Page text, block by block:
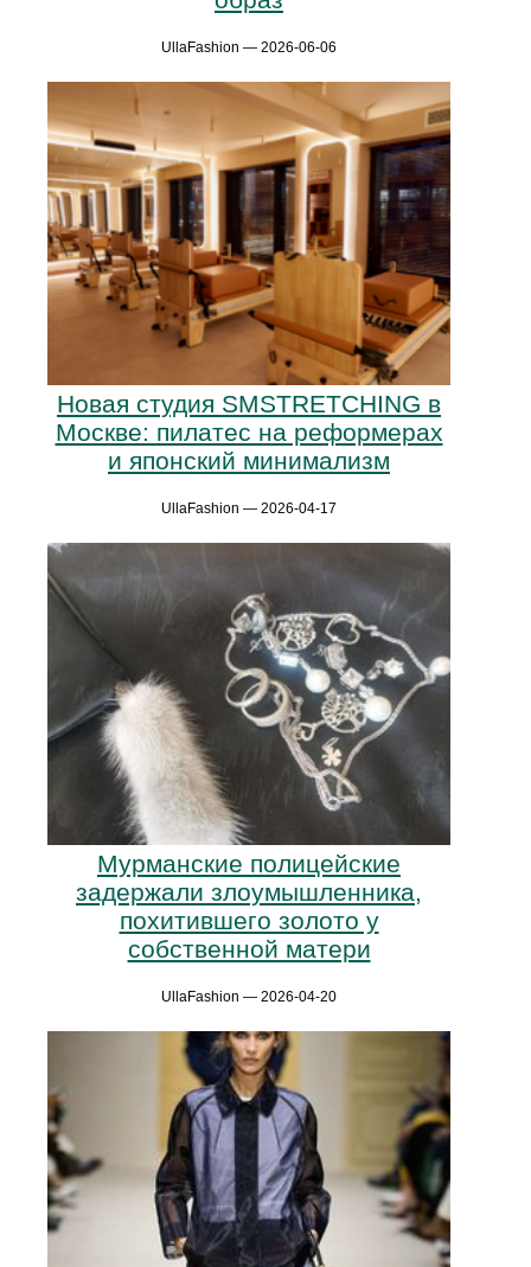
UllaFashion — 2026-06-06
Новая студия SMSTRETCHING в
Москве: пилатес на реформерах
и японский минимализм
UllaFashion — 2026-04-17
Мурманские полицейские
задержали злоумышленника,
похитившего золото у
собственной матери
UllaFashion — 2026-04-20